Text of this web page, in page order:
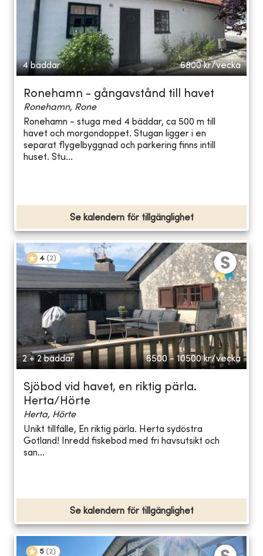
4 bäddar 6800 kr/vecka
Ronehamn - gångavstånd till havet
Ronehamn, Rone
Ronehamn - stuga med 4 bäddar, ca 500 m till
havet och morgondoppet. Stugan ligger i en
separat flygelbyggnad och parkering finns intill
huset. Stu...
Se kalendern för tillgänglighet
4 (2)
2 + 2 bäddar 6500 - 10500 kr/vecka
Sjöbod vid havet, en riktig pärla.
Herta/Hörte
Herta, Hörte
Unikt tillfälle, En riktig pärla. Herta sydöstra
Gotland! Inredd fiskebod med fri havsutsikt och
san...
Se kalendern för tillgänglighet
5 (2)